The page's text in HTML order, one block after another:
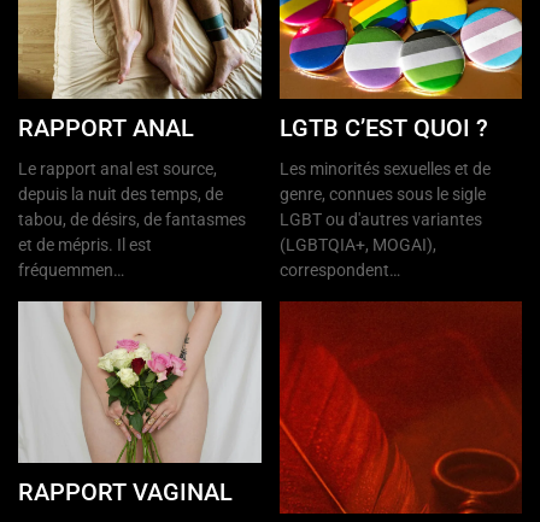
RAPPORT ANAL
Le rapport anal est source,
depuis la nuit des temps, de
tabou, de désirs, de fantasmes
et de mépris. Il est
fréquemmen…
LGTB C’EST QUOI ?
Les minorités sexuelles et de
genre, connues sous le sigle
LGBT ou d'autres variantes
(LGBTQIA+, MOGAI),
correspondent…
RAPPORT VAGINAL